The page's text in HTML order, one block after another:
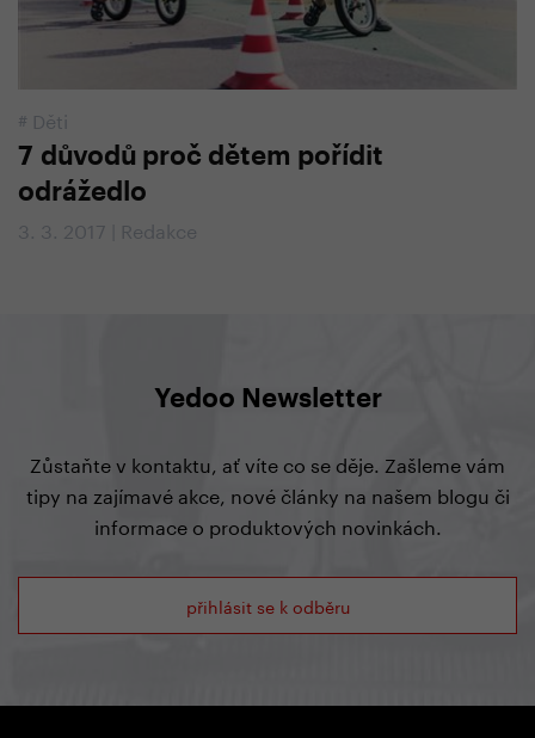
# Děti
7 důvodů proč dětem pořídit
odrážedlo
3. 3. 2017 | Redakce
Yedoo Newsletter
Zůstaňte v kontaktu, ať víte co se děje. Zašleme vám
tipy na zajímavé akce, nové články na našem blogu či
informace o produktových novinkách.
přihlásit se k odběru